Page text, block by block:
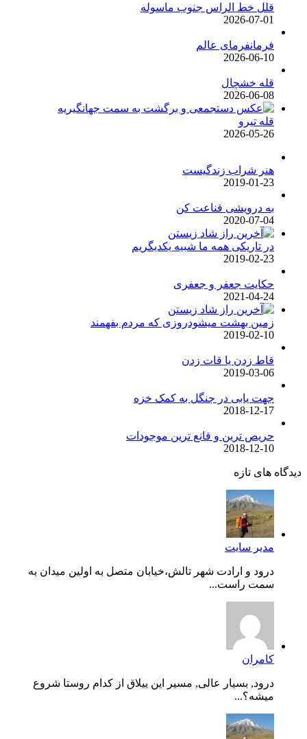
قلل خط الراس جنوب ماسوله
2026-07-01
فرمانفرمای عالم
2026-06-10
قله خشچال
2026-06-08
قله تیرو
2026-05-26
هنر شراب زندگیست
2019-01-23
به درویشی قناعت کن
2020-07-04
در تاریکی همه ما شبیه یکدیگریم
2019-02-23
حکایت جعفر و جعفری
2021-04-24
زمین بهشت میشودروزی که مردم بفهمند
2019-02-10
قاط زدن یا قات زدن
2019-03-06
جهت یابی در جنگل به کمک خزه
2018-12-17
حریص ترین و قانع ترین موجودات
2018-12-10
دیدگاه های تازه
مدیر سایت
درود و ارادت شهر تالش،خیابان متصل به اولین میدان به
سمت راست...
کامران
درود, بسیار عالی, مسیر این ییلاق از کدام روستا شروع
میشه؟...